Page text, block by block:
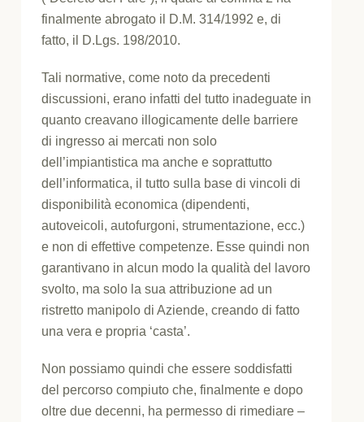
finalmente abrogato il D.M. 314/1992 e, di
fatto, il D.Lgs. 198/2010.
Tali normative, come noto da precedenti
discussioni, erano infatti del tutto inadeguate in
quanto creavano illogicamente delle barriere
di ingresso ai mercati non solo
dell’impiantistica ma anche e soprattutto
dell’informatica, il tutto sulla base di vincoli di
disponibilità economica (dipendenti,
autoveicoli, autofurgoni, strumentazione, ecc.)
e non di effettive competenze. Esse quindi non
garantivano in alcun modo la qualità del lavoro
svolto, ma solo la sua attribuzione ad un
ristretto manipolo di Aziende, creando di fatto
una vera e propria ‘casta’.
Non possiamo quindi che essere soddisfatti
del percorso compiuto che, finalmente e dopo
oltre due decenni, ha permesso di rimediare –